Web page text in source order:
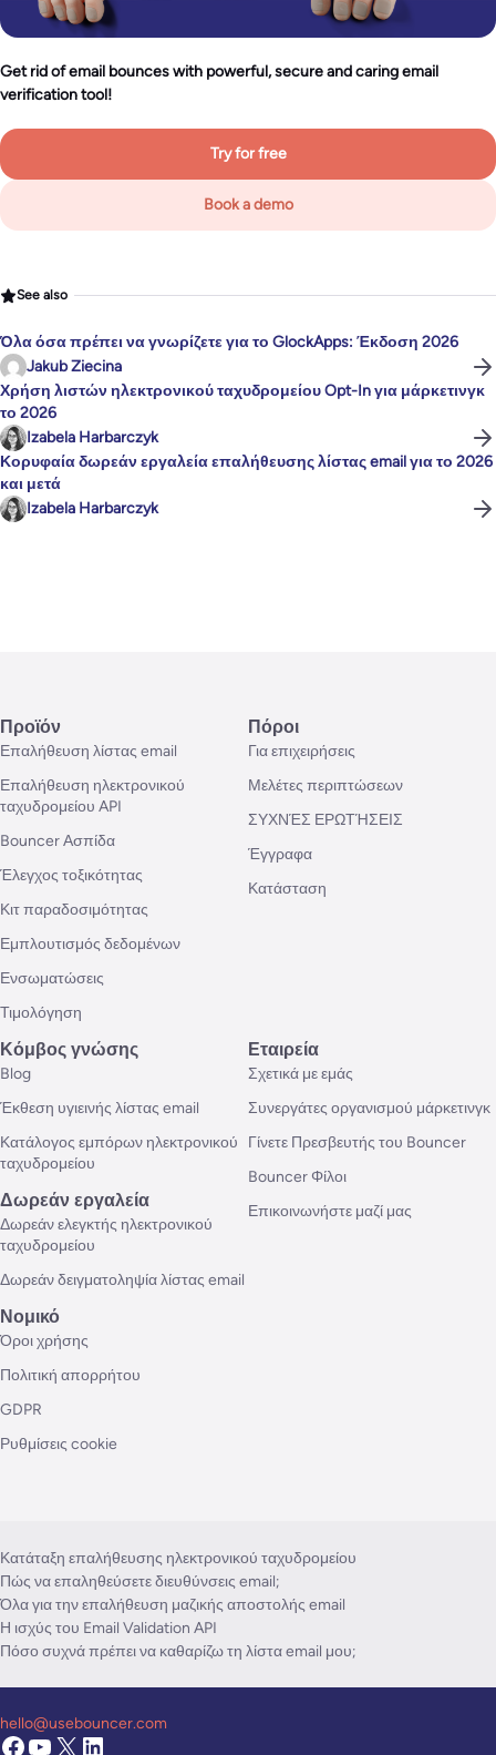
Get rid of email bounces with powerful, secure and caring email
verification tool!
Try for free
Book a demo
See also
Όλα όσα πρέπει να γνωρίζετε για το GlockApps: Έκδοση 2026
Jakub Ziecina
Χρήση λιστών ηλεκτρονικού ταχυδρομείου Opt-In για μάρκετινγκ
το 2026
Izabela Harbarczyk
Κορυφαία δωρεάν εργαλεία επαλήθευσης λίστας email για το 2026
και μετά
Izabela Harbarczyk
Προϊόν
Επαλήθευση λίστας email
Επαλήθευση ηλεκτρονικού
ταχυδρομείου API
Bouncer Ασπίδα
Έλεγχος τοξικότητας
Κιτ παραδοσιμότητας
Εμπλουτισμός δεδομένων
Ενσωματώσεις
Τιμολόγηση
Πόροι
Για επιχειρήσεις
Μελέτες περιπτώσεων
ΣΥΧΝΈΣ ΕΡΩΤΉΣΕΙΣ
Έγγραφα
Κατάσταση
Κόμβος γνώσης
Blog
Έκθεση υγιεινής λίστας email
Κατάλογος εμπόρων ηλεκτρονικού
ταχυδρομείου
Δωρεάν εργαλεία
Δωρεάν ελεγκτής ηλεκτρονικού
ταχυδρομείου
Δωρεάν δειγματοληψία λίστας email
Εταιρεία
Σχετικά με εμάς
Συνεργάτες οργανισμού μάρκετινγκ
Γίνετε Πρεσβευτής του Bouncer
Bouncer Φίλοι
Επικοινωνήστε μαζί μας
Νομικό
Όροι χρήσης
Πολιτική απορρήτου
GDPR
Ρυθμίσεις cookie
Κατάταξη επαλήθευσης ηλεκτρονικού ταχυδρομείου
Πώς να επαληθεύσετε διευθύνσεις email;
Όλα για την επαλήθευση μαζικής αποστολής email
Η ισχύς του Email Validation API
Πόσο συχνά πρέπει να καθαρίζω τη λίστα email μου;
hello@usebouncer.com